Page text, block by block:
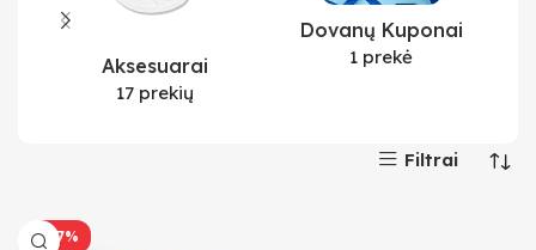
Aksesuarai
17 prekių
Dovanų Kuponai
1 prekė
Filtrai
-47%